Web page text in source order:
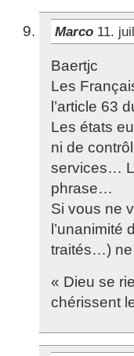
Marco 11.
Baertjc
Les
l’article 63
Les états
ni de
services…
phrase…
Si vous ne
traités…) ne
« Dieu se
chérissent